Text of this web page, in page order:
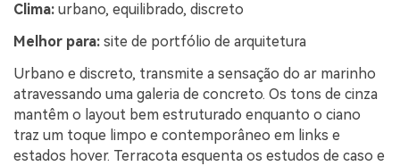
Clima: urbano, equilibrado, discreto
Melhor para: site de portfólio de arquitetura
Urbano e discreto, transmite a sensação do ar marinho
atravessando uma galeria de concreto. Os tons de cinza
mantêm o layout bem estruturado enquanto o ciano
traz um toque limpo e contemporâneo em links e
estados hover. Terracota esquenta os estudos de caso e